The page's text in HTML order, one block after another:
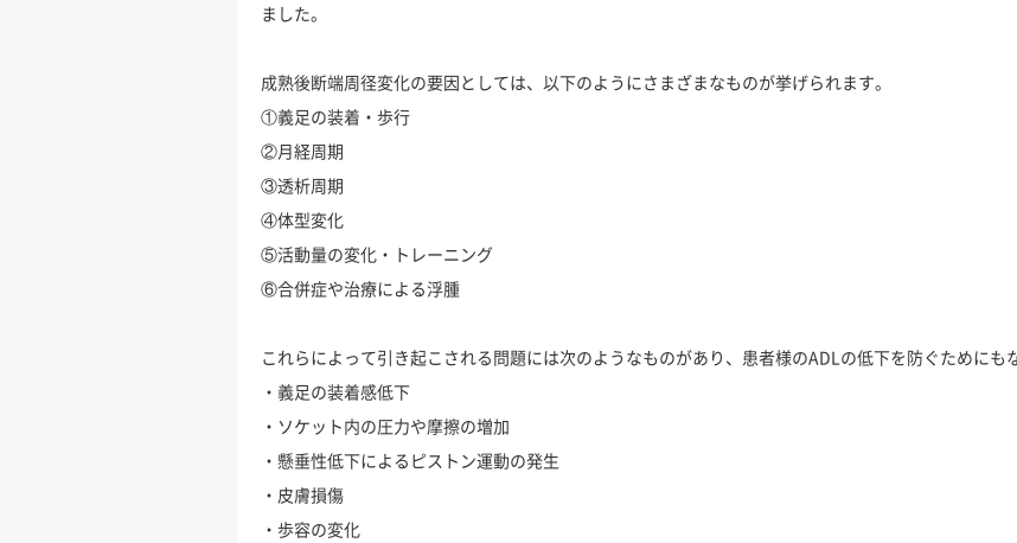
ました。
成熟後断端周径変化の要因としては、以下のようにさまざまなものが挙げられます。
①義足の装着・歩行
②月経周期
③透析周期
④体型変化
⑤活動量の変化・トレーニング
⑥合併症や治療による浮腫
これらによって引き起こされる問題には次のようなものがあり、患者様のADLの低下を防ぐためにも
・義足の装着感低下
・ソケット内の圧力や摩擦の増加
・懸垂性低下によるピストン運動の発生
・皮膚損傷
・歩容の変化